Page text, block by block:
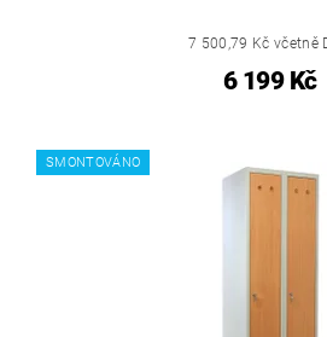
7 500,79 Kč včetně
6 199 Kč
SMONTOVÁNO